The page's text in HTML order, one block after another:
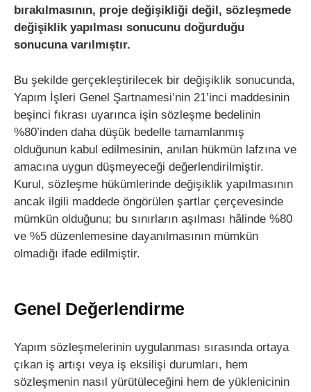
bırakılmasının, proje değişikliği değil, sözleşmede
değişiklik yapılması sonucunu doğurduğu
sonucuna varılmıştır.
Bu şekilde gerçekleştirilecek bir değişiklik sonucunda,
Yapım İşleri Genel Şartnamesi’nin 21’inci maddesinin
beşinci fıkrası uyarınca işin sözleşme bedelinin
%80’inden daha düşük bedelle tamamlanmış
olduğunun kabul edilmesinin, anılan hükmün lafzına ve
amacına uygun düşmeyeceği değerlendirilmiştir.
Kurul, sözleşme hükümlerinde değişiklik yapılmasının
ancak ilgili maddede öngörülen şartlar çerçevesinde
mümkün olduğunu; bu sınırların aşılması hâlinde %80
ve %5 düzenlemesine dayanılmasının mümkün
olmadığı ifade edilmiştir.
Genel Değerlendirme
Yapım sözleşmelerinin uygulanması sırasında ortaya
çıkan iş artışı veya iş eksilişi durumları, hem
sözleşmenin nasıl yürütüleceğini hem de yüklenicinin